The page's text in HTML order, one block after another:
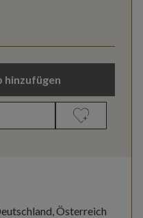
hinzufügen
Österreich